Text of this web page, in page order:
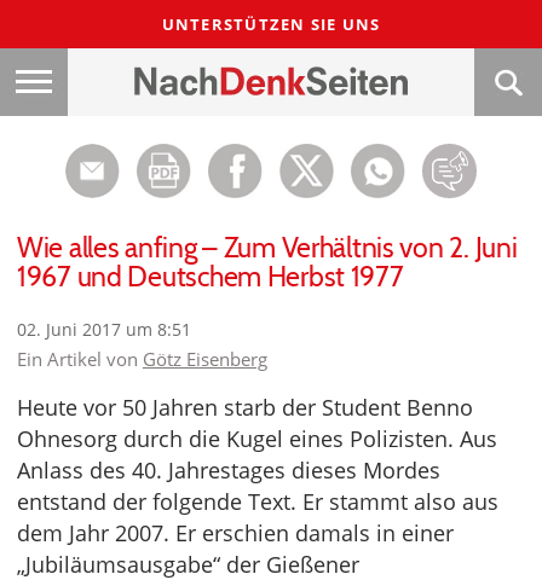
UNTERSTÜTZEN SIE UNS
Wie alles anfing – Zum Verhältnis von 2. Juni
1967 und Deutschem Herbst 1977
02. Juni 2017 um 8:51
Ein Artikel von Götz Eisenberg
Heute vor 50 Jahren starb der Student Benno
Ohnesorg durch die Kugel eines Polizisten. Aus
Anlass des 40. Jahrestages dieses Mordes
entstand der folgende Text. Er stammt also aus
dem Jahr 2007. Er erschien damals in einer
„Jubiläumsausgabe“ der Gießener